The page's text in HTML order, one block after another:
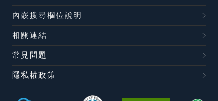
內嵌搜尋欄位說明
相關連結
常見問題
隱私權政策